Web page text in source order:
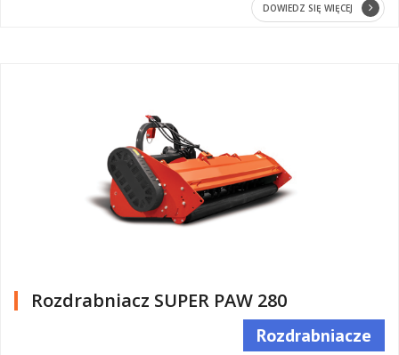
DOWIEDZ SIĘ WIĘCEJ
Rozdrabniacz SUPER PAW 280
Rozdrabniacze